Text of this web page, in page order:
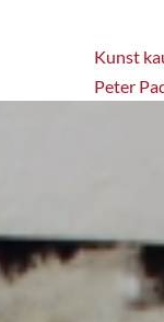
Kunst
Peter